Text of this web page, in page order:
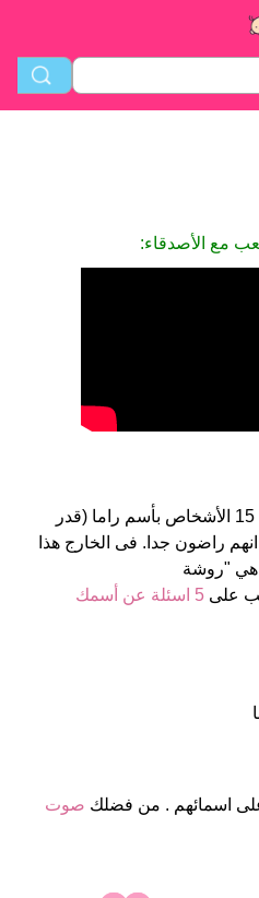
مع الأصدقاء:
راما هو اسم فتاة. على موقعنا 15 الأشخاص بأسم راما (قدر
ب 4 نجمة من 5 يبدو انهم راضون جدا. فى الخارج هذا
هي "روشة
على 5 اسئلة عن أسمك
صوت